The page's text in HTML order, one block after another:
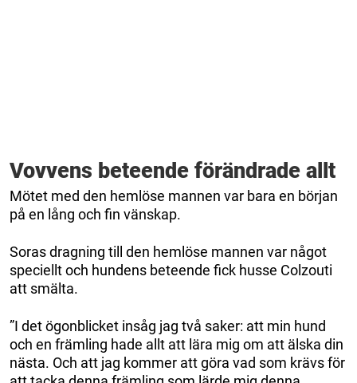
Vovvens beteende förändrade allt
Mötet med den hemlöse mannen var bara en början
på en lång och fin vänskap.
Soras dragning till den hemlöse mannen var något
speciellt och hundens beteende fick husse Colzouti
att smälta.
”I det ögonblicket insåg jag två saker: att min hund
och en främling hade allt att lära mig om att älska din
nästa. Och att jag kommer att göra vad som krävs för